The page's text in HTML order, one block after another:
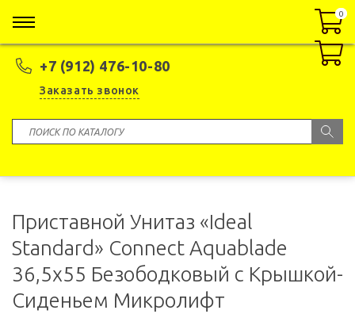
+7 (912) 476-10-80
Заказать звонок
0
0
Приставной Унитаз «Ideal
Standard» Connect Aquablade
36,5x55 Безободковый с Крышкой-
Сиденьем Микролифт